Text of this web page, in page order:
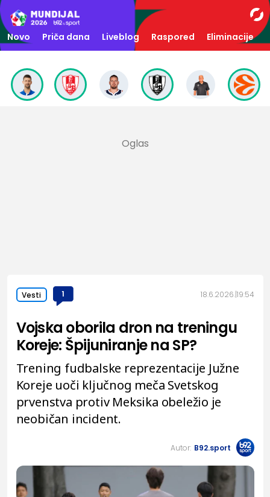
Novo Priča dana Liveblog Raspored Eliminacije
Vesti 1 18.6.2026. 19:54
Vojska oborila dron na treningu
Koreje: Špijuniranje na SP?
Trening fudbalske reprezentacije Južne
Koreje uoči ključnog meča Svetskog
prvenstva protiv Meksika obeležio je
neobičan incident.
Autor: B92.sport